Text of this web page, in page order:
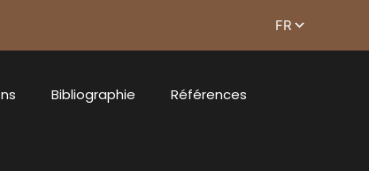
Bibliographie Références